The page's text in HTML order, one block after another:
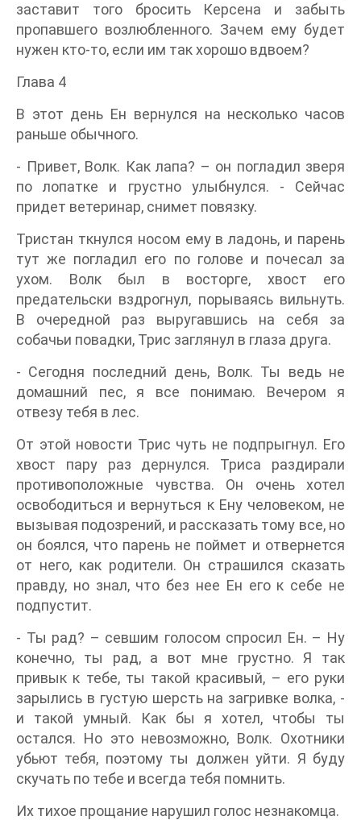
заставит того бросить Керсена и забыть
пропавшего возлюбленного. Зачем ему будет
нужен кто-то, если им так хорошо вдвоем?
Глава 4
В этот день Ен вернулся на несколько часов
раньше обычного.
- Привет, Волк. Как лапа? – он погладил зверя
по лопатке и грустно улыбнулся. - Сейчас
придет ветеринар, снимет повязку.
Тристан ткнулся носом ему в ладонь, и парень
тут же погладил его по голове и почесал за
ухом. Волк был в восторге, хвост его
предательски вздрогнул, порываясь вильнуть.
В очередной раз выругавшись на себя за
собачьи повадки, Трис заглянул в глаза друга.
- Сегодня последний день, Волк. Ты ведь не
домашний пес, я все понимаю. Вечером я
отвезу тебя в лес.
От этой новости Трис чуть не подпрыгнул. Его
хвост пару раз дернулся. Триса раздирали
противоположные чувства. Он очень хотел
освободиться и вернуться к Ену человеком, не
вызывая подозрений, и рассказать тому все, но
он боялся, что парень не поймет и отвернется
от него, как родители. Он страшился сказать
правду, но знал, что без нее Ен его к себе не
подпустит.
- Ты рад? – севшим голосом спросил Ен. – Ну
конечно, ты рад, а вот мне грустно. Я так
привык к тебе, ты такой красивый, – его руки
зарылись в густую шерсть на загривке волка, -
и такой умный. Как бы я хотел, чтобы ты
остался. Но это невозможно, Волк. Охотники
убьют тебя, поэтому ты должен уйти. Я буду
скучать по тебе и всегда тебя помнить.
Их тихое прощание нарушил голос незнакомца.